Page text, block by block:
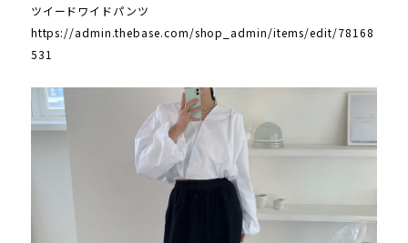
ツイードワイドパンツ
https://admin.thebase.com/shop_admin/items/edit/78168
531